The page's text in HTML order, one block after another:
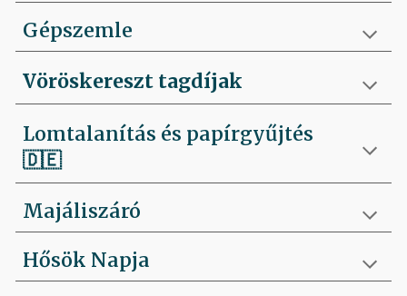
Gépszemle
Vöröskereszt tagdíjak
Lomtalanítás és papírgyűjtés
🇩🇪
Majáliszáró
Hősök Napja